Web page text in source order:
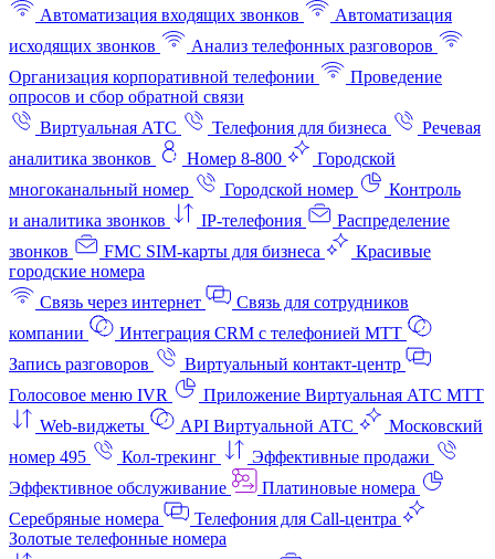
Автоматизация входящих звонков
Автоматизация
исходящих звонков
Анализ телефонных разговоров
Организация корпоративной телефонии
Проведение
опросов и сбор обратной связи
Виртуальная АТС
Телефония для бизнеса
Речевая
аналитика звонков
Номер 8-800
Городской
многоканальный номер
Городской номер
Контроль
и аналитика звонков
IP-телефония
Распределение
звонков
FMC SIM-карты для бизнеса
Красивые
городские номера
Связь через интернет
Связь для сотрудников
компании
Интеграция CRM с телефонией МТТ
Запись разговоров
Виртуальный контакт‑центр
Голосовое меню IVR
Приложение Виртуальная АТС МТТ
Web-виджеты
API Виртуальной АТС
Московский
номер 495
Кол-трекинг
Эффективные продажи
Эффективное обслуживание
Платиновые номера
Серебряные номера
Телефония для Call-центра
Золотые телефонные номера